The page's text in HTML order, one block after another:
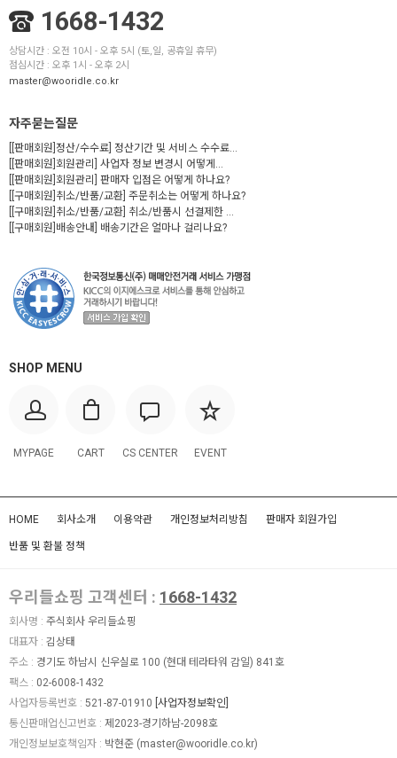
1668-1432
상담시간 : 오전 10시 - 오후 5시 (토,일, 공휴일 휴무)
점심시간 : 오후 1시 - 오후 2시
master@wooridle.co.kr
자주묻는질문
[[판매회원]정산/수수료] 정산기간 및 서비스 수수료...
[[판매회원]회원관리] 사업자 정보 변경시 어떻게...
[[판매회원]회원관리] 판매자 입점은 어떻게 하나요?
[[구매회원]취소/반품/교환] 주문취소는 어떻게 하나요?
[[구매회원]취소/반품/교환] 취소/반품시 선결제한 ...
[[구매회원]배송안내] 배송기간은 얼마나 걸리나요?
SHOP MENU
MYPAGE CART CS CENTER EVENT
HOME 회사소개 이용약관 개인정보처리방침 판매자 회원가입
반품 및 환불 정책
우리들쇼핑 고객센터 : 1668-1432
회사명 : 주식회사 우리들쇼핑
대표자 : 김상태
주소 : 경기도 하남시 신우실로 100 (현대 테라타워 감일) 841호
팩스 : 02-6008-1432
사업자등록번호 : 521-87-01910 [사업자정보확인]
통신판매업신고번호 : 제2023-경기하남-2098호
개인정보보호책임자 : 박현준 (master@wooridle.co.kr)